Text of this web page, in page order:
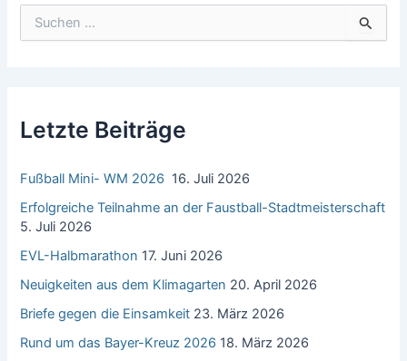
u
h
:
Letzte Beiträge
Fußball Mini- WM 2026 16. Juli 2026
Erfolgreiche Teilnahme an der Faustball-Stadtmeisterschaft
5. Juli 2026
EVL-Halbmarathon 17. Juni 2026
Neuigkeiten aus dem Klimagarten 20. April 2026
Briefe gegen die Einsamkeit 23. März 2026
Rund um das Bayer-Kreuz 2026 18. März 2026